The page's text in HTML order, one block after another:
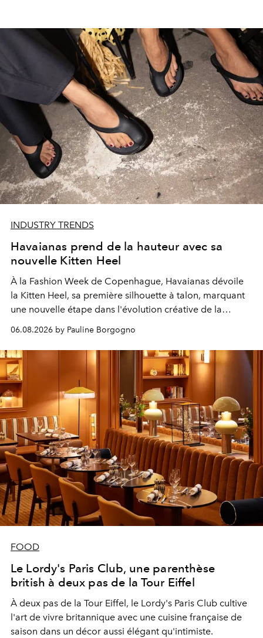
INDUSTRY TRENDS
Havaianas prend de la hauteur avec sa
nouvelle Kitten Heel
À la Fashion Week de Copenhague, Havaianas dévoile
la Kitten Heel, sa première silhouette à talon, marquant
une nouvelle étape dans l'évolution créative de la
06.08.2026 by Pauline Borgogno
FOOD
Le Lordy's Paris Club, une parenthèse
british à deux pas de la Tour Eiffel
À deux pas de la Tour Eiffel, le Lordy's Paris Club cultive
l'art de vivre britannique avec une cuisine française de
saison dans un décor aussi élégant qu'intimiste.